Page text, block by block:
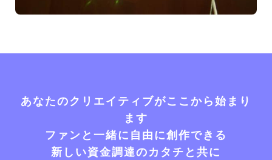
あなたのクリエイティブがここから始まり
ます
ファンと一緒に自由に創作できる
新しい資金調達のカタチと共に